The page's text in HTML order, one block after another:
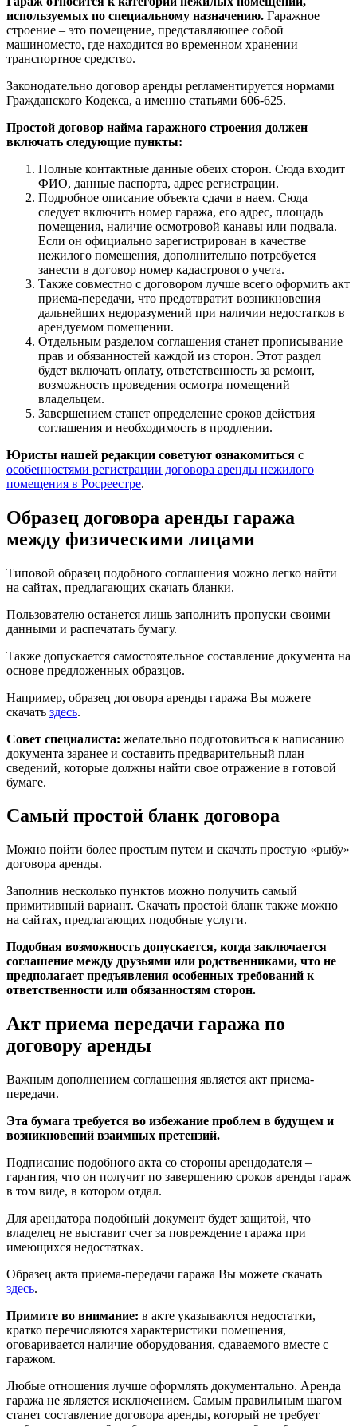
используемых по специальному назначению. Гаражное
строение – это помещение, представляющее собой
машиноместо, где находится во временном хранении
транспортное средство.
Законодательно договор аренды регламентируется нормами
Гражданского Кодекса, а именно статьями 606-625.
Простой договор найма гаражного строения должен
включать следующие пункты:
Полные контактные данные обеих сторон. Сюда входит
ФИО, данные паспорта, адрес регистрации.
Подробное описание объекта сдачи в наем. Сюда
следует включить номер гаража, его адрес, площадь
помещения, наличие осмотровой канавы или подвала.
Если он официально зарегистрирован в качестве
нежилого помещения, дополнительно потребуется
занести в договор номер кадастрового учета.
Также совместно с договором лучше всего оформить акт
приема-передачи, что предотвратит возникновения
дальнейших недоразумений при наличии недостатков в
арендуемом помещении.
Отдельным разделом соглашения станет прописывание
прав и обязанностей каждой из сторон. Этот раздел
будет включать оплату, ответственность за ремонт,
возможность проведения осмотра помещений
владельцем.
Завершением станет определение сроков действия
соглашения и необходимость в продлении.
Юристы нашей редакции советуют ознакомиться с
особенностями регистрации договора аренды нежилого
помещения в Росреестре.
Образец договора аренды гаража
между физическими лицами
Типовой образец подобного соглашения можно легко найти
на сайтах, предлагающих скачать бланки.
Пользователю останется лишь заполнить пропуски своими
данными и распечатать бумагу.
Также допускается самостоятельное составление документа на
основе предложенных образцов.
Например, образец договора аренды гаража Вы можете
скачать здесь.
Совет специалиста: желательно подготовиться к написанию
документа заранее и составить предварительный план
сведений, которые должны найти свое отражение в готовой
бумаге.
Самый простой бланк договора
Можно пойти более простым путем и скачать простую «рыбу»
договора аренды.
Заполнив несколько пунктов можно получить самый
примитивный вариант. Скачать простой бланк также можно
на сайтах, предлагающих подобные услуги.
Подобная возможность допускается, когда заключается
соглашение между друзьями или родственниками, что не
предполагает предъявления особенных требований к
ответственности или обязанностям сторон.
Акт приема передачи гаража по
договору аренды
Важным дополнением соглашения является акт приема-
передачи.
Эта бумага требуется во избежание проблем в будущем и
возникновений взаимных претензий.
Подписание подобного акта со стороны арендодателя –
гарантия, что он получит по завершению сроков аренды гараж
в том виде, в котором отдал.
Для арендатора подобный документ будет защитой, что
владелец не выставит счет за повреждение гаража при
имеющихся недостатках.
Образец акта приема-передачи гаража Вы можете скачать
здесь.
Примите во внимание: в акте указываются недостатки,
кратко перечисляются характеристики помещения,
оговаривается наличие оборудования, сдаваемого вместе с
гаражом.
Любые отношения лучше оформлять документально. Аренда
гаража не является исключением. Самым правильным шагом
станет составление договора аренды, который не требует